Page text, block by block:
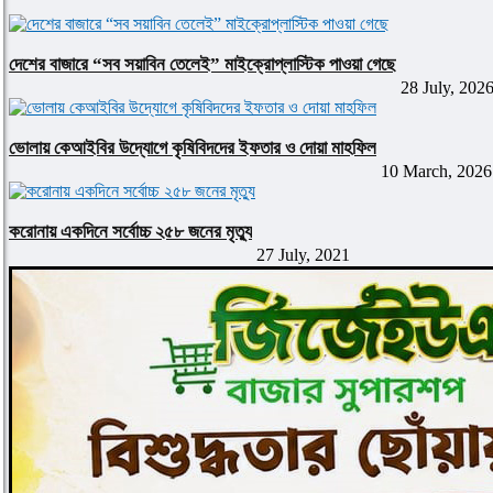
দেশের বাজারে “সব সয়াবিন তেলেই” মাইক্রোপ্লাস্টিক পাওয়া গেছে
28 July, 2026
ভোলায় কেআইবির উদ্যোগে কৃষিবিদদের ইফতার ও দোয়া মাহফিল
10 March, 2026
করোনায় একদিনে সর্বোচ্চ ২৫৮ জনের মৃত্যু
27 July, 2021